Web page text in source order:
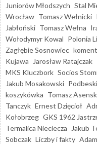
Juniorów Młodszych Stal
Wrocław Tomasz Wełnicki
Jabłoński Tomasz Wełna
Wołodymyr Kowal Polonia
Zagłębie Sosnowiec
Kujawa
Jarosław Ratajczak
MKS Kluczbork Socios
Jakub Mosakowski
koszykówka Tomasz
Tanczyk Ernest Dzięcioł
Kołobrzeg GKS 1962
Termalica Nieciecza
Jakub
Sobczak Liczby i fakty